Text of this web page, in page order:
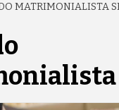
MATRIMONIALISTA